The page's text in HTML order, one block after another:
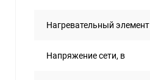
Нагревательный элемент
Напряжение сети, в